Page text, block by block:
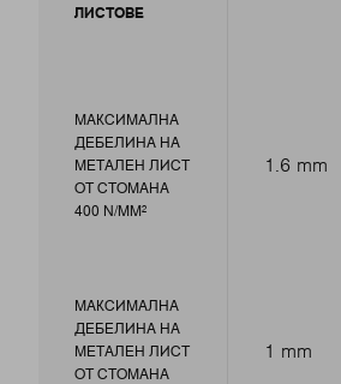
ЛИСТОВЕ
МАКСИМАЛНА
ДЕБЕЛИНА НА
МЕТАЛЕН ЛИСТ
ОТ СТОМАНА
400 N/MM²
МАКСИМАЛНА
ДЕБЕЛИНА НА
МЕТАЛЕН ЛИСТ
ОТ СТОМАНА
1.6 mm
1 mm